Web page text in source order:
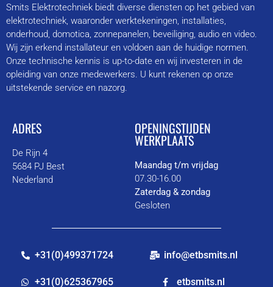
Smits Elektrotechniek biedt diverse diensten op het gebied van
elektrotechniek, waaronder werktekeningen, installaties,
onderhoud, domotica, zonnepanelen, beveiliging, audio en video.
Wij zijn erkend installateur en voldoen aan de huidige normen.
Onze technische kennis is up-to-date en wij investeren in de
opleiding van onze medewerkers. U kunt rekenen op onze
uitstekende service en nazorg.
ADRES
De Rijn 4
5684 PJ Best
Nederland
OPENINGSTIJDEN
WERKPLAATS
Maandag t/m vrijdag
07.30-16.00
Zaterdag & zondag
Gesloten
+31(0)499371724
+31(0)625367965
info@etbsmits.nl
etbsmits.nl